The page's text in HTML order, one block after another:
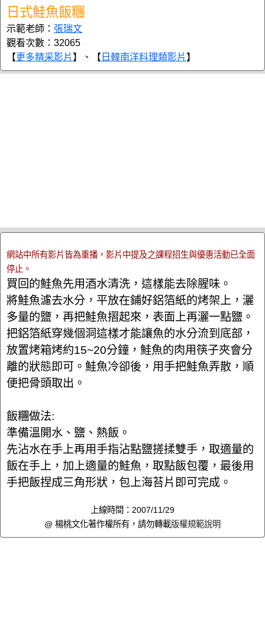
日式鮭魚飯糰
示範老師： 張瑞文
觀看次數：32065
【更多精采影片 】、【 日韓南洋料理類影片 】
網站中所有影片皆為重播，影片中提及之課程招生與優惠活動已全面
停止。
買回的鮭魚先用酒水清洗，這樣能去除腥味。
將鮭魚濾去水分，平放在鋪好鋁箔紙的烤架上，灑
多量的鹽，再把鮭魚摺起來，表面上再灑一點鹽。
把鋁箔紙穿幾個洞這樣才能讓魚的水分流到底部，
放置烤箱烤約15~20分鐘，鮭魚的肉用筷子夾會分
離的狀態即可。鮭魚冷卻後，用手把鮭魚弄散，順
便把骨頭取出。
飯糰做法:
準備溫開水、鹽、熱飯。
先沾水在手上再用手指沾點鹽搓揉雙手，取適量的
飯在手上，加上適量的鮭魚，取點飯包覆，最後用
手把飯捏成三角形狀，包上海苔片即可完成。
上線時間：2007/11/29
@ 楊桃文化著作權所有，請勿轉載版權規範說明